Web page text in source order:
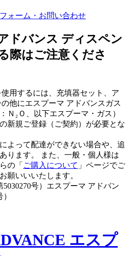
ォーム・お問い合わせ
ドバンス ディスペン
際はご注意くださ
用するには、充填器セット、ア
他にエスプーマ アドバンスガス
Ｎ₂Ｏ、以下エスプーマ・ガス）
新規ご登録（ご契約）が必要とな
よって配達ができない場合や、追
ります。
また、一般・個人様は
の「 ご購入について 」ページでご
願いいいたします。
5030270号） エスプーマ アドバン